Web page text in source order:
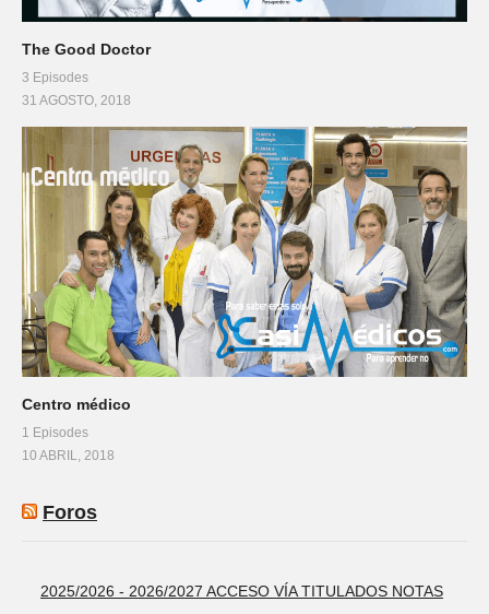
The Good Doctor
3 Episodes
31 AGOSTO, 2018
Centro médico
1 Episodes
10 ABRIL, 2018
Foros
2025/2026 - 2026/2027 ACCESO VÍA TITULADOS NOTAS